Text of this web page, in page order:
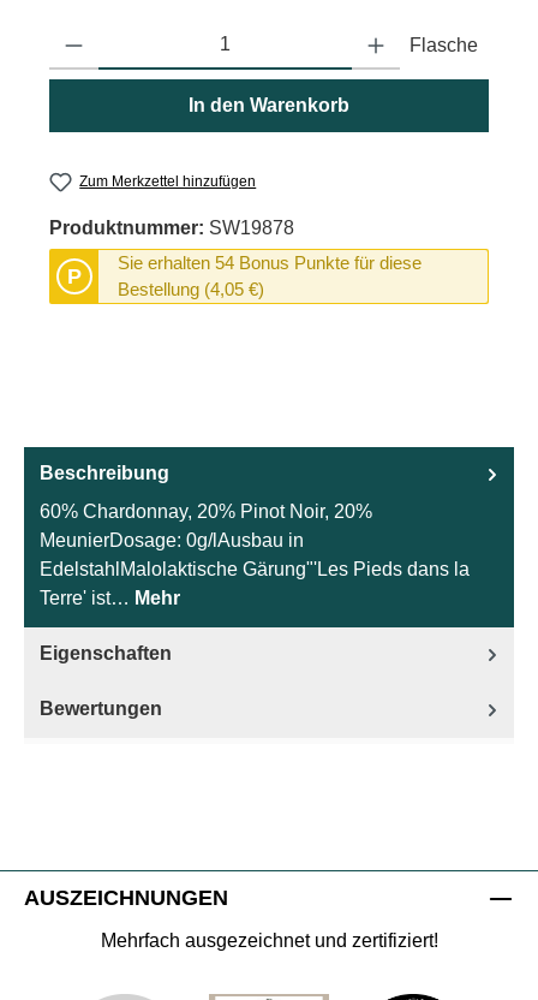
Produkt Anzahl: Gib den gewünschten Wert ein oder benutze
Flasche
In den Warenkorb
Zum Merkzettel hinzufügen
Produktnummer: SW19878
P
Sie erhalten 54 Bonus Punkte für diese
Bestellung (4,05 €)
Beschreibung
60% Chardonnay, 20% Pinot Noir, 20%
MeunierDosage: 0g/lAusbau in
EdelstahlMalolaktische Gärung"'Les Pieds dans la
Terre' ist… Mehr
Eigenschaften
Bewertungen
AUSZEICHNUNGEN
Mehrfach ausgezeichnet und zertifiziert!